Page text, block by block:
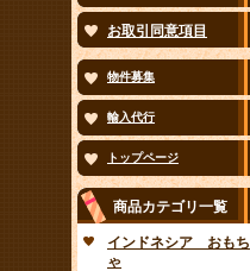
お取引同意項目
物件募集
輸入代行
トップページ
商品カテゴリ一覧
インドネシア おもち
ゃ